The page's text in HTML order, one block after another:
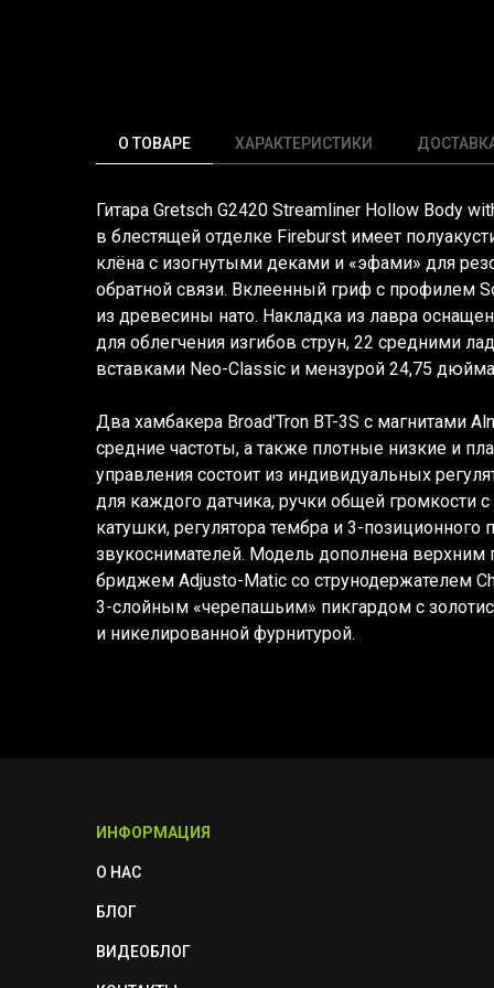
О ТОВАРЕ ХАРАКТЕРИСТИКИ
Гитара Gretsch G2420 Streamliner Hollow Body
в блестящей отделке Fireburst имеет
клёна с изогнутыми деками и «эфами» для
обратной связи. Вклеенный гриф с профилем
из древесины нато. Накладка из лавра
для облегчения изгибов струн, 22 средними
вставками Neo-Classic и мензурой 24,75
Два хамбакера Broad'Tron BT-3S с магнитами
средние частоты, а также плотные низкие и
управления состоит из индивидуальных
для каждого датчика, ручки общей громкости
катушки, регулятора тембра и 3-позиционного
звукоснимателей. Модель дополнена верхним
бриджем Adjusto-Matic со струнодержателем
3-слойным «черепашьим» пикгардом с
и никелированной фурнитурой.
ИНФОРМАЦИЯ
О НАС
БЛОГ
ВИДЕОБЛОГ